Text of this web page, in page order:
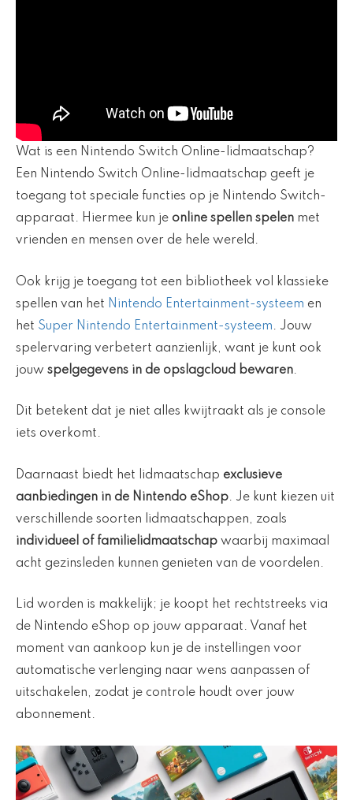
Wat is een Nintendo Switch Online-lidmaatschap?
Een Nintendo Switch Online-lidmaatschap geeft je
toegang tot speciale functies op je Nintendo Switch-
apparaat. Hiermee kun je online spellen spelen met
vrienden en mensen over de hele wereld.
Ook krijg je toegang tot een bibliotheek vol klassieke
spellen van het Nintendo Entertainment-systeem en
het Super Nintendo Entertainment-systeem. Jouw
spelervaring verbetert aanzienlijk, want je kunt ook
jouw spelgegevens in de opslagcloud bewaren.
Dit betekent dat je niet alles kwijtraakt als je console
iets overkomt.
Daarnaast biedt het lidmaatschap exclusieve
aanbiedingen in de Nintendo eShop. Je kunt kiezen uit
verschillende soorten lidmaatschappen, zoals
individueel of familielidmaatschap waarbij maximaal
acht gezinsleden kunnen genieten van de voordelen.
Lid worden is makkelijk; je koopt het rechtstreeks via
de Nintendo eShop op jouw apparaat. Vanaf het
moment van aankoop kun je de instellingen voor
automatische verlenging naar wens aanpassen of
uitschakelen, zodat je controle houdt over jouw
abonnement.